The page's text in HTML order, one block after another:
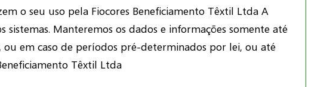
o seu uso pela Fiocores Beneficiamento Têxtil Ltda A
Manteremos os dados e informações somente até
ou em caso de períodos pré-determinados por lei, ou até
Têxtil Ltda